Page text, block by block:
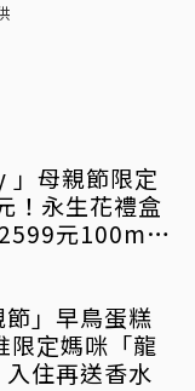
」母親節限定
！永生花禮盒
元100ml
」早鳥蛋糕
限定媽咪「龍
住再送香水